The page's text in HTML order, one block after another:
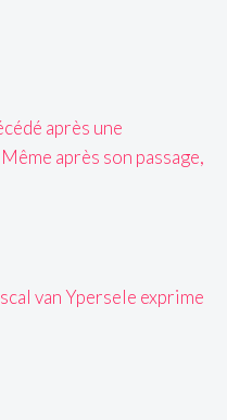
après une
après son passage,
van Ypersele exprime